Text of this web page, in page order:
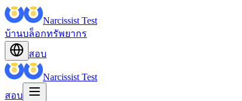
Narcissist Test
บ้านบล็อกทรัพยากร
สอบ
Narcissist Test
สอบ